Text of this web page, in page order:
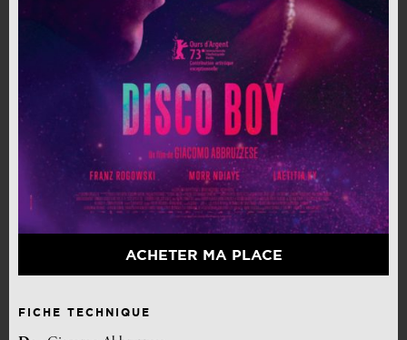
ACHETER MA PLACE
FICHE TECHNIQUE